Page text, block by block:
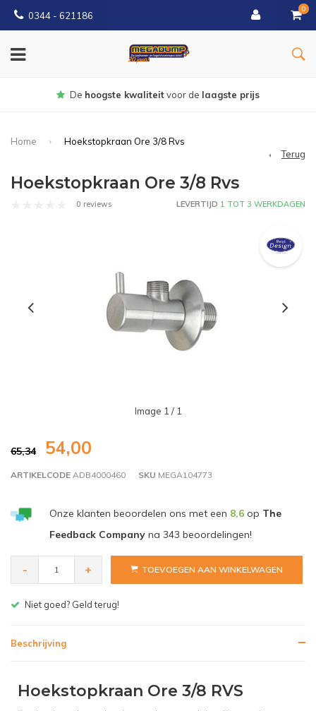
0344 - 621186
0
Gratisbezorgd vanaf € 150
Home
Hoekstopkraan Ore 3/8 Rvs
Terug
Hoekstopkraan Ore 3/8 Rvs
0 reviews LEVERTIJD 1 TOT 3 WERKDAGEN
Image 1 / 1
65,34 54,00
ARTIKELCODE ADB4000460 SKU MEGA104773
Onze klanten beoordelen ons met een 8,6op The
Feedback Companyna 343 beoordelingen!
- + TOEVOEGEN AAN WINKELWAGEN
Gratis bezorgen v.a. € 150,- (NL)
Beschrijving
Hoekstopkraan Ore 3/8 RVS